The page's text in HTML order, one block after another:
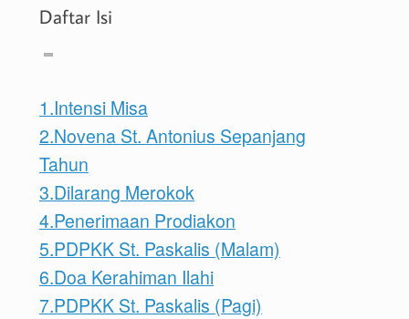
Daftar Isi
1.Intensi Misa
2.Novena St. Antonius Sepanjang
Tahun
3.Dilarang Merokok
4.Penerimaan Prodiakon
5.PDPKK St. Paskalis (Malam)
6.Doa Kerahiman Ilahi
7.PDPKK St. Paskalis (Pagi)